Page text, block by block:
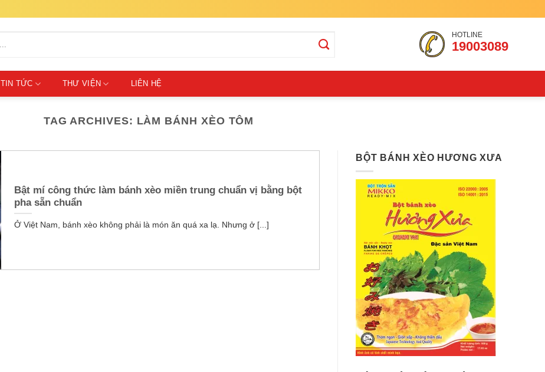
HOTLINE
19003089
TIN TỨC THƯ VIỆN LIÊN HỆ
TAG ARCHIVES: LÀM BÁNH XÈO TÔM
Bật mí công thức làm bánh xèo miền trung chuẩn vị bằng bột
pha sẵn chuẩn
Ở Việt Nam, bánh xèo không phải là món ăn quá xa lạ. Nhưng ở [...]
BỘT BÁNH XÈO HƯƠNG XƯA